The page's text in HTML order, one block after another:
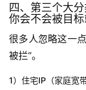
四、第三个大
你会不会被目标
很多人忽略这一
被拦”。
1）住宅IP（家庭宽带